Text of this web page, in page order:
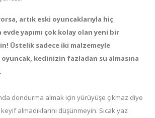
artık eski oyuncaklarıyla hiç
yapımı çok kolay olan yeni bir
Üstelik sadece iki malzemeyle
kedinizin fazladan su almasına
dondurma almak için yürüyüşe çıkmaz diye
almadıklarını düşünmeyin. Sıcak yaz